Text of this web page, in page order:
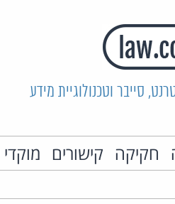
סייבר וטכנולוגיית מידע
חקיקה קישורים